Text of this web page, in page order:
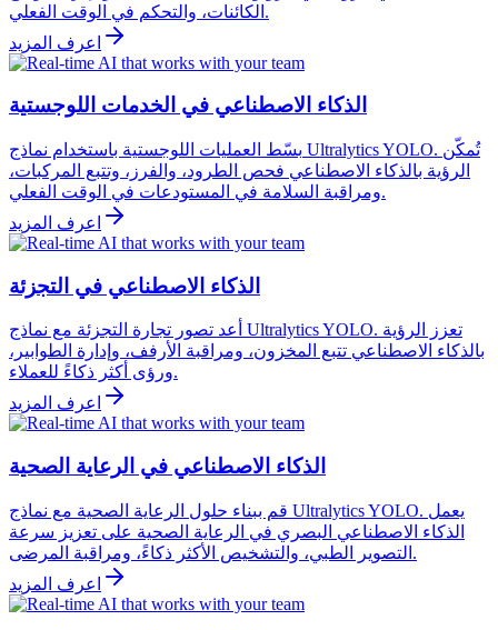
الكائنات، والتحكم في الوقت الفعلي.
اعرف المزيد
الذكاء الاصطناعي في الخدمات اللوجستية
بسّط العمليات اللوجستية باستخدام نماذج Ultralytics YOLO. تُمكّن
الرؤية بالذكاء الاصطناعي فحص الطرود، والفرز، وتتبع المركبات،
ومراقبة السلامة في المستودعات في الوقت الفعلي.
اعرف المزيد
الذكاء الاصطناعي في التجزئة
أعد تصور تجارة التجزئة مع نماذج Ultralytics YOLO. تعزز الرؤية
بالذكاء الاصطناعي تتبع المخزون، ومراقبة الأرفف، وإدارة الطوابير،
ورؤى أكثر ذكاءً للعملاء.
اعرف المزيد
الذكاء الاصطناعي في الرعاية الصحية
قم ببناء حلول الرعاية الصحية مع نماذج Ultralytics YOLO. يعمل
الذكاء الاصطناعي البصري في الرعاية الصحية على تعزيز سرعة
التصوير الطبي، والتشخيص الأكثر ذكاءً، ومراقبة المرضى.
اعرف المزيد